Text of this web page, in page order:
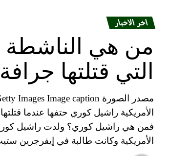
اخر الاخبار
من هي الناشطة
التي قتلتها
الأمريكية راشيل كوري حتفها عندما
الأمريكية وكانت طالبة في إيفرجرين